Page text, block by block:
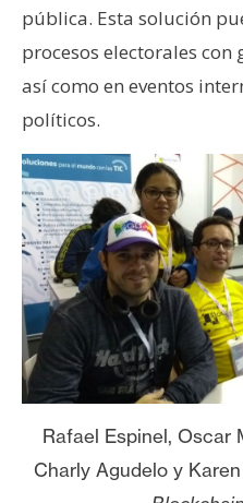
pública. Esta solución
procesos electorales
así como en eventos
políticos.
Rafael Espinel, Oscar
Charly Agudelo y